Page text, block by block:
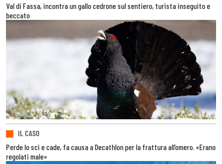
Val di Fassa, incontra un gallo cedrone sul sentiero, turista inseguito e
beccato
IL CASO
Perde lo sci e cade, fa causa a Decathlon per la frattura all’omero. «Erano
regolati male»